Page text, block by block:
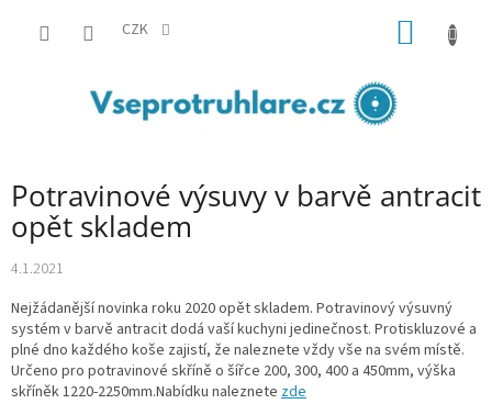
CZK
Potravinové výsuvy v barvě antracit
opět skladem
4.1.2021
Nejžádanější novinka roku 2020 opět skladem. Potravinový výsuvný
systém v barvě antracit dodá vaší kuchyni jedinečnost. Protiskluzové a
plné dno každého koše zajistí, že naleznete vždy vše na svém místě.
Určeno pro potravinové skříně o šířce 200, 300, 400 a 450mm, výška
skříněk 1220-2250mm.Nabídku naleznete zde